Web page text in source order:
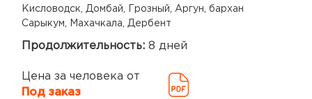
Кисловодск, Домбай, Грозный, Аргун, бархан
Сарыкум, Махачкала, Дербент
Продолжительность: 8 дней
Цена за человека от
Под заказ